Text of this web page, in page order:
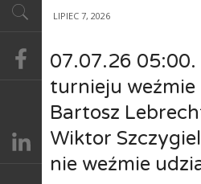
LIPIEC 7, 2026
07.07.26 05:00.
turnieju weźmie
Bartosz
Wiktor
nie weźmie